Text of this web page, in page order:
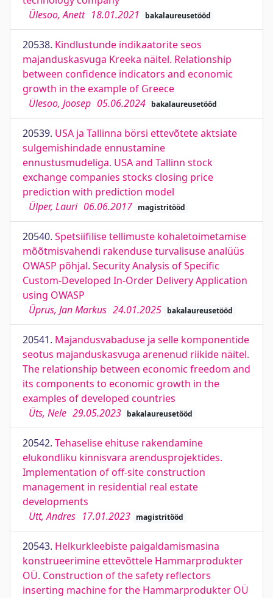
Ülesoo, Anett 18.01.2021 bakalaureusetööd
20538. Kindlustunde indikaatorite seos
majanduskasvuga Kreeka näitel. Relationship
between confidence indicators and economic
growth in the example of Greece
Ülesoo, Joosep 05.06.2024 bakalaureusetööd
20539. USA ja Tallinna börsi ettevõtete aktsiate
sulgemishindade ennustamine
ennustusmudeliga. USA and Tallinn stock
exchange companies stocks closing price
prediction with prediction model
Ülper, Lauri 06.06.2017 magistritööd
20540. Spetsiifilise tellimuste kohaletoimetamise
mõõtmisvahendi rakenduse turvalisuse analüüs
OWASP põhjal. Security Analysis of Specific
Custom-Developed In-Order Delivery Application
using OWASP
Üprus, Jan Markus 24.01.2025 bakalaureusetööd
20541. Majandusvabaduse ja selle komponentide
seotus majanduskasvuga arenenud riikide näitel.
The relationship between economic freedom and
its components to economic growth in the
examples of developed countries
Üts, Nele 29.05.2023 bakalaureusetööd
20542. Tehaselise ehituse rakendamine
elukondliku kinnisvara arendusprojektides.
Implementation of off-site construction
management in residential real estate
developments
Ütt, Andres 17.01.2023 magistritööd
20543. Helkurkleebiste paigaldamismasina
konstrueerimine ettevõttele Hammarprodukter
OÜ. Construction of the safety reflectors
inserting machine for the Hammarprodukter OÜ